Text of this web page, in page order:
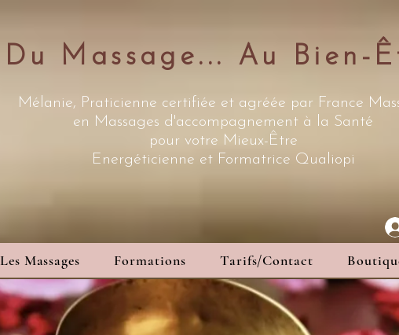
Du Massage... Au Bien-
Mélanie, Praticienne certifiée et agréée par France
en Massages d'accompagnement à la Santé
pour votre Mieux-Être
Energéticienne et Formatrice Qualiopi
Les Massages Formations Tarifs/Contact